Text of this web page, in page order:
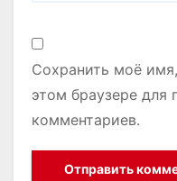
Сохранить моё
этом браузере
комментариев.